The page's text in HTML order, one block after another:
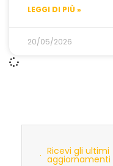
LEGGI DI PIÙ »
20/05/2026
Ricevi gli ultimi
aggiornamenti